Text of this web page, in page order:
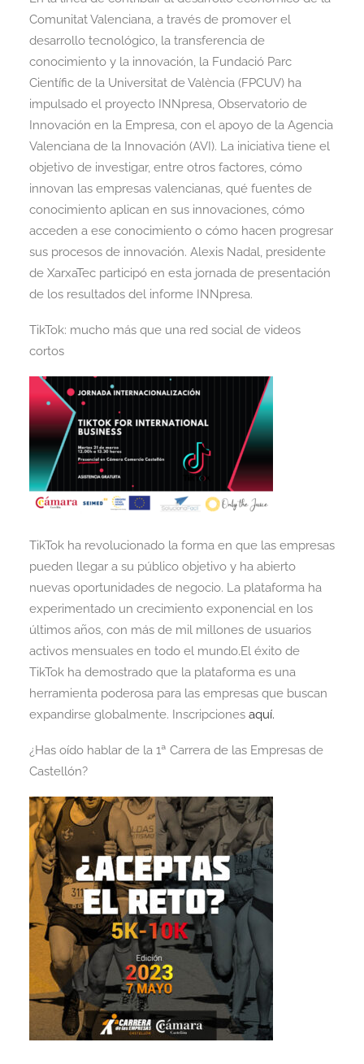
Comunitat Valenciana, a través de promover el
desarrollo tecnológico, la transferencia de
conocimiento y la innovación, la Fundació Parc
Científic de la Universitat de València (FPCUV) ha
impulsado el proyecto INNpresa, Observatorio de
Innovación en la Empresa, con el apoyo de la Agencia
Valenciana de la Innovación (AVI). La iniciativa tiene el
objetivo de investigar, entre otros factores, cómo
innovan las empresas valencianas, qué fuentes de
conocimiento aplican en sus innovaciones, cómo
acceden a ese conocimiento o cómo hacen progresar
sus procesos de innovación. Alexis Nadal, presidente
de XarxaTec participó en esta jornada de presentación
de los resultados del informe INNpresa.
TikTok: mucho más que una red social de videos
cortos
TikTok ha revolucionado la forma en que las empresas
pueden llegar a su público objetivo y ha abierto
nuevas oportunidades de negocio. La plataforma ha
experimentado un crecimiento exponencial en los
últimos años, con más de mil millones de usuarios
activos mensuales en todo el mundo.El éxito de
TikTok ha demostrado que la plataforma es una
herramienta poderosa para las empresas que buscan
expandirse globalmente. Inscripciones aquí.
¿Has oído hablar de la 1ª Carrera de las Empresas de
Castellón?